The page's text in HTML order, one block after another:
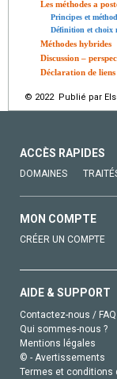
Les méthodes a
Principes et
Définition et choix
Méthodes hybrides
Discussion –
Déclaration de liens
© 2022 Publié par
ACCÈS RAPIDES
DOMAINES
MON COMPTE
CRÉER UN COMPTE
AIDE & SUPPORT
Contactez-nous / FAQ
Qui sommes-nous ?
Mentions légales
© - Avertissements
Termes et conditions